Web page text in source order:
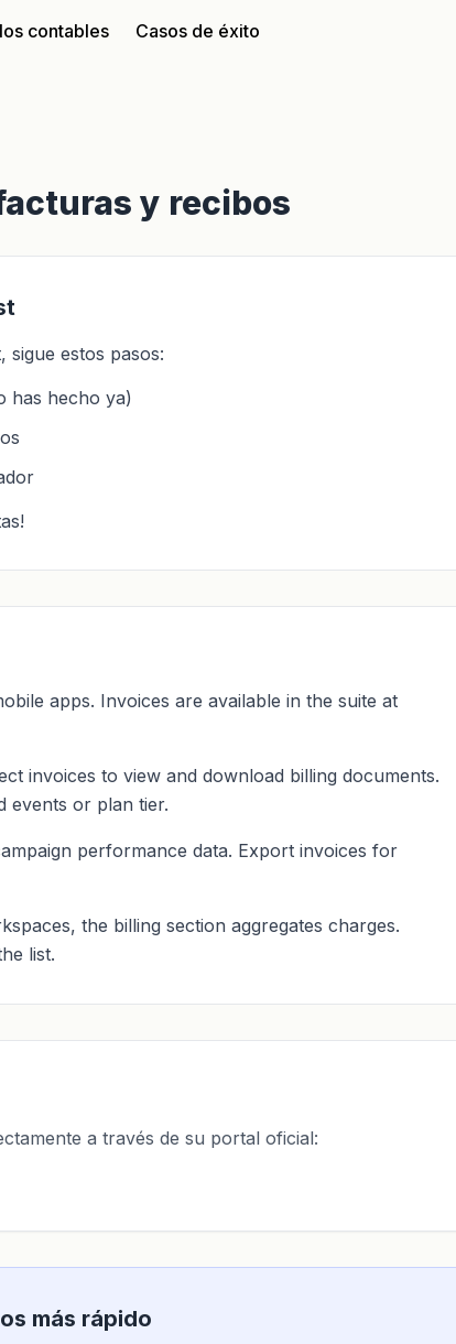
contables Casos de éxito
y recibos
estos pasos:
has hecho ya)
apps. Invoices are available in the suite at
invoices to view and download billing documents.
events or plan tier.
performance data. Export invoices for
the billing section aggregates charges.
list.
a través de su portal oficial:
más rápido